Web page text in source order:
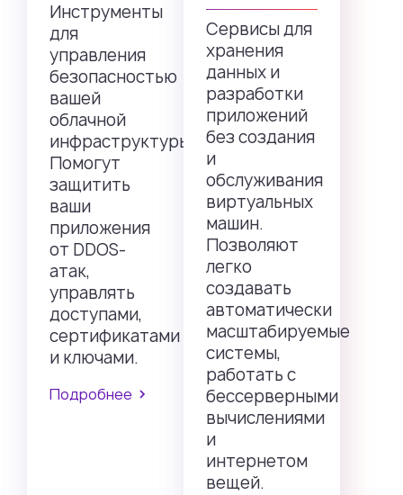
Инструменты
для
управления
безопасностью
вашей
облачной
инфраструктуры.
Помогут
защитить
ваши
приложения
от DDOS-
атак,
управлять
доступами,
сертификатами
и ключами.
Подробнее
Сервисы для
хранения
данных и
разработки
приложений
без создания
и
обслуживания
виртуальных
машин.
Позволяют
легко
создавать
автоматически
масштабируемые
системы,
работать с
бессерверными
вычислениями
и
интернетом
вещей.